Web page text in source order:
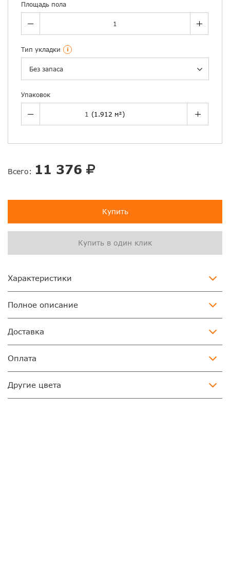
Площадь пола
Тип укладки i
Без запаса
Упаковок
Всего: 11 376
Купить
Купить в один клик
Характеристики
Полное описание
Доставка
Оплата
Другие цвета